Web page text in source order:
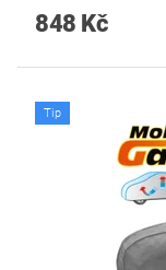
848 Kč
Tip